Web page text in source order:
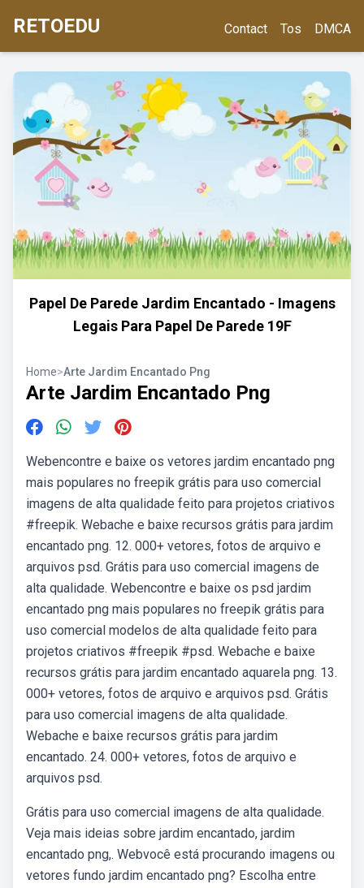
RETOEDU Contact Tos DMCA
Papel De Parede Jardim Encantado - Imagens
Legais Para Papel De Parede 19F
Home>Arte Jardim Encantado Png
Arte Jardim Encantado Png
Webencontre e baixe os vetores jardim encantado png
mais populares no freepik grátis para uso comercial
imagens de alta qualidade feito para projetos criativos
#freepik. Webache e baixe recursos grátis para jardim
encantado png. 12. 000+ vetores, fotos de arquivo e
arquivos psd. Grátis para uso comercial imagens de
alta qualidade. Webencontre e baixe os psd jardim
encantado png mais populares no freepik grátis para
uso comercial modelos de alta qualidade feito para
projetos criativos #freepik #psd. Webache e baixe
recursos grátis para jardim encantado aquarela png. 13.
000+ vetores, fotos de arquivo e arquivos psd. Grátis
para uso comercial imagens de alta qualidade.
Webache e baixe recursos grátis para jardim
encantado. 24. 000+ vetores, fotos de arquivo e
arquivos psd.
Grátis para uso comercial imagens de alta qualidade.
Veja mais ideias sobre jardim encantado, jardim
encantado png,. Webvocê está procurando imagens ou
vetores fundo jardim encantado png? Escolha entre